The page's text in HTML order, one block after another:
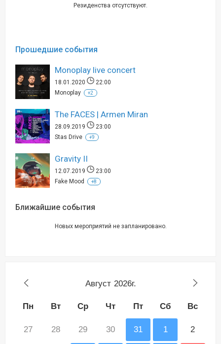
Резиденства отсутствуют.
Прошедшие события
Monoplay live concert
18.01.2020
22:00
Monoplay
+2
The FACES | Armen Miran
28.09.2019
23:00
Stas Drive
+9
Gravity II
12.07.2019
23:00
Fake Mood
+8
Ближайшие события
Новых мероприятий не запланировано.
Август 2026г.
Пн Вт Ср Чт Пт Сб Вс
27 28 29 30 31 1 2